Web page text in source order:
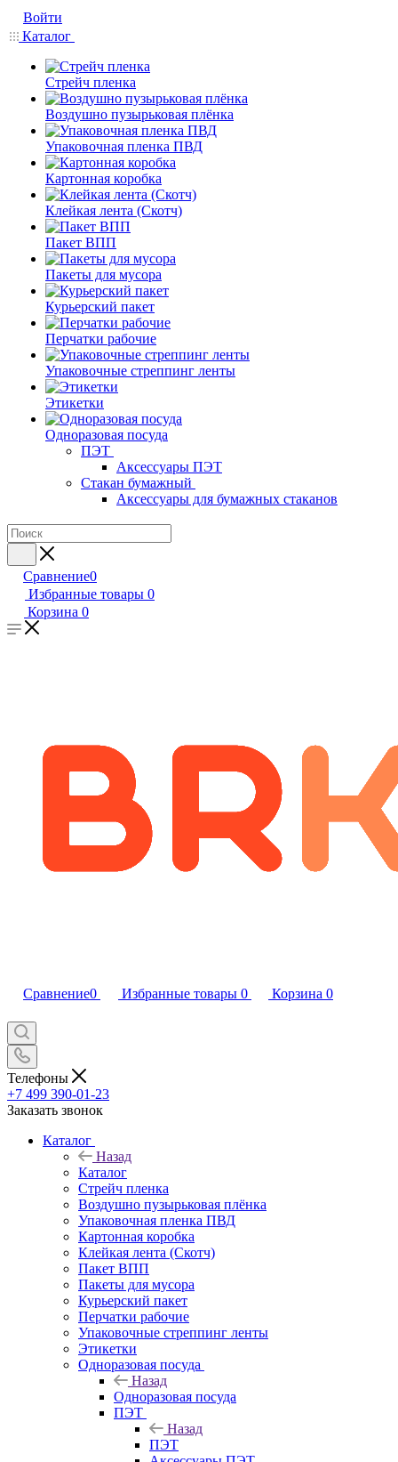
Войти
Каталог
Стрейч пленка
Воздушно пузырьковая плёнка
Упаковочная пленка ПВД
Картонная коробка
Клейкая лента (Скотч)
Пакет ВПП
Пакеты для мусора
Курьерский пакет
Перчатки рабочие
Упаковочные стреппинг ленты
Этикетки
Одноразовая посуда
ПЭТ
Аксессуары ПЭТ
Стакан бумажный
Аксессуары для бумажных стаканов
Сравнение0
Избранные товары 0
Корзина 0
Сравнение0 Избранные товары 0 Корзина 0
Телефоны
+7 499 390-01-23
Заказать звонок
Каталог
Назад
Каталог
Стрейч пленка
Воздушно пузырьковая плёнка
Упаковочная пленка ПВД
Картонная коробка
Клейкая лента (Скотч)
Пакет ВПП
Пакеты для мусора
Курьерский пакет
Перчатки рабочие
Упаковочные стреппинг ленты
Этикетки
Одноразовая посуда
Назад
Одноразовая посуда
ПЭТ
Назад
ПЭТ